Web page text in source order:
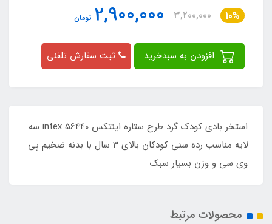
10%
3,200,000
2,900,000 تومان
ثبت سفارش تلفنی
استخر بادی کودک گرد طرح ستاره اینتکس intex 56440 سه
لایه مناسب رده سنی کودکان بالای 3 سال با بدنه ضخیم پی
وی سی و وزن بسیار سبک
محصولات مرتبط